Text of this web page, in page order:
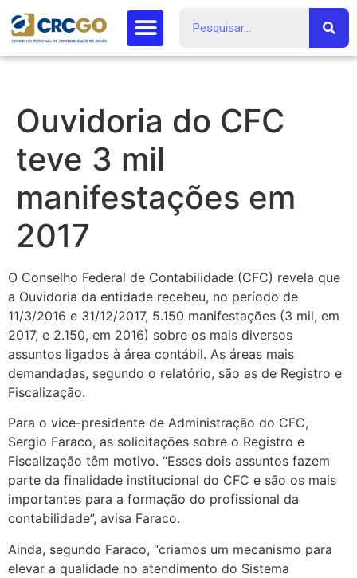
Ouvidoria do CFC
teve 3 mil
manifestações em
2017
O Conselho Federal de Contabilidade (CFC) revela que
a Ouvidoria da entidade recebeu, no período de
11/3/2016 e 31/12/2017, 5.150 manifestações (3 mil, em
2017, e 2.150, em 2016) sobre os mais diversos
assuntos ligados à área contábil. As áreas mais
demandadas, segundo o relatório, são as de Registro e
Fiscalização.
Para o vice-presidente de Administração do CFC,
Sergio Faraco, as solicitações sobre o Registro e
Fiscalização têm motivo. “Esses dois assuntos fazem
parte da finalidade institucional do CFC e são os mais
importantes para a formação do profissional da
contabilidade”, avisa Faraco.
Ainda, segundo Faraco, “criamos um mecanismo para
elevar a qualidade no atendimento do Sistema